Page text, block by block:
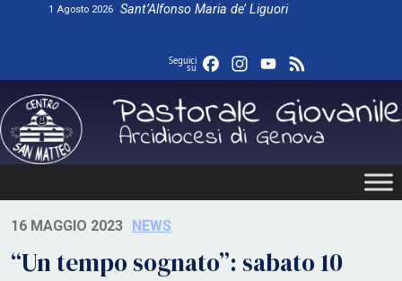
1 Agosto 2026 Sant’Alfonso Maria de’ Liguori
Seguici
su FacebookInstagram
YouTube
16 MAGGIO 2023 NEWS
“Un tempo sognato”: sabato 10